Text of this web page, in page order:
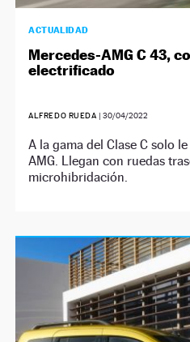
ACTUALIDAD
Mercedes-AMG C 43,
electrificado
ALFREDO RUEDA |30/04/2022
A la gama del Clase C solo
AMG. Llegan con ruedas
microhibridación.